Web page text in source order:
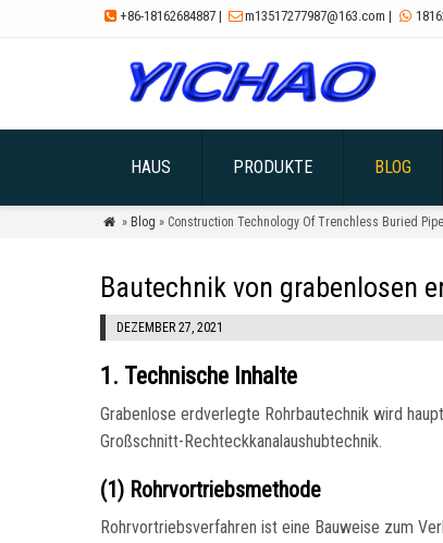
 +86-18162684887 | m13517277987@163.com | 
HAUS PRODUKTE BLOG
 » Blog » Construction Technology Of Trenchless Buried Pipe
Bautechnik von grabenlosen
DEZEMBER 27, 2021
1. Technische Inhalte
Grabenlose erdverlegte Rohrbautechnik wird
Großschnitt-Rechteckkanalaushubtechnik.
(1) Rohrvortriebsmethode
Rohrvortriebsverfahren ist eine Bauweise zum